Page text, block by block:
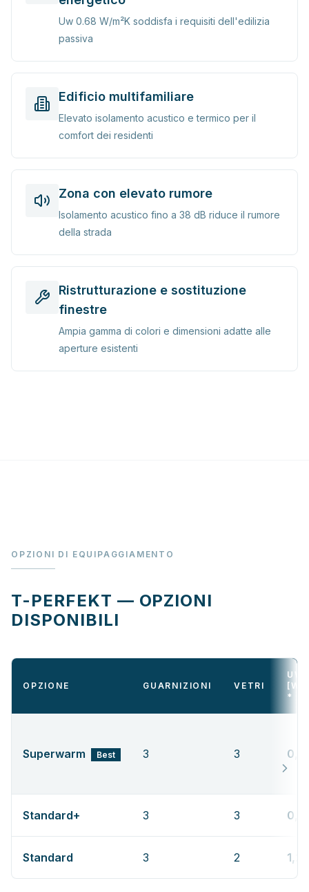
Uw 0.68 W/m²K soddisfa i requisiti dell'edilizia
passiva
Edificio multifamiliare
Elevato isolamento acustico e termico per il
comfort dei residenti
Zona con elevato rumore
Isolamento acustico fino a 38 dB riduce il rumore
della strada
Ristrutturazione e sostituzione
finestre
Ampia gamma di colori e dimensioni adatte alle
aperture esistenti
OPZIONI DI EQUIPAGGIAMENTO
T-PERFEKT — OPZIONI
DISPONIBILI
OPZIONE GUARNIZIONI VETRI
UW
[W/
*
Superwarm Best 3 3
Standard+ 3 3
Standard 3 2 1,2